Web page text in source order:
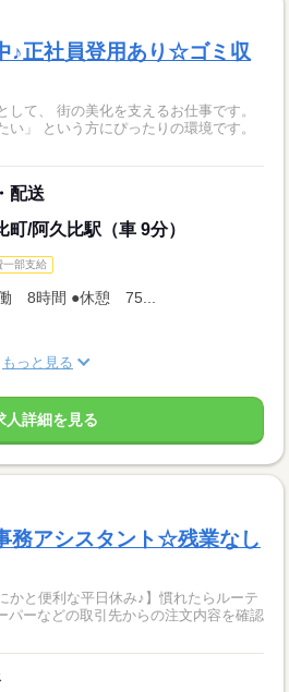
♪正社員登用あり☆ゴミ収
て、 街の美化を支えるお仕事です。
い」 という方にぴったりの環境です。
配送
/阿久比駅（車 9分）
一部支給
働 8時間 ●休憩 75...
もっと見る
人詳細を見る
務アシスタント☆残業なし
と便利な平日休み♪】慣れたらルーテ
ーなどの取引先からの注文内容を確認